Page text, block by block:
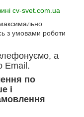
cv-svet.com.ua
з умовами роботи
а
Email.
по
і